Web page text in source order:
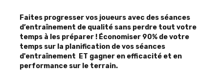
Faites progresser vos joueurs avec des séances
d’entraînement de qualité sans perdre tout votre
temps à les préparer ! Économiser 90% de votre
temps sur la planification de vos séances
d'entraînement ET gagner en efficacité et en
performance sur le terrain.